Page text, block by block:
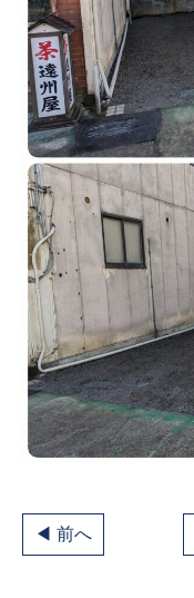
◀ 前へ